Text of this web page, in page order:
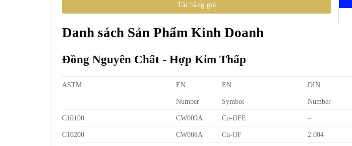
Danh sách Sản Phẩm Kinh Doanh
Đồng Nguyên Chất - Hợp Kim Thấp
ASTM EN EN DIN
Number Symbol Number
C10100 CW009A Cu-OFE –
C10200 CW008A Cu-OF 2.004